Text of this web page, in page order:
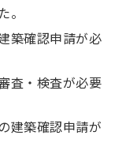
築確認申請が必
査・検査が必要
建築確認申請が